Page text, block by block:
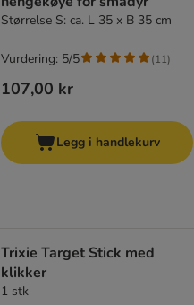
Størrelse S: ca. L 35 x B 35 cm
107,00 kr
Vurdering: 5/5 (11)
Legg i handlekurv
Trixie Target Stick med
klikker
1 stk